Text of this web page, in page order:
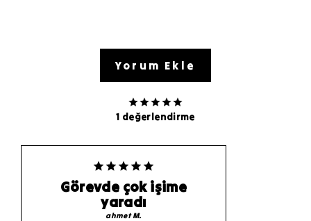
Yorum Ekle
1 değerlendirme
Görevde çok işime
yaradı
ahmetM.